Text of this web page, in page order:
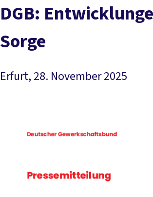
DGB:
Sorge
Erfurt, 28. November 2025